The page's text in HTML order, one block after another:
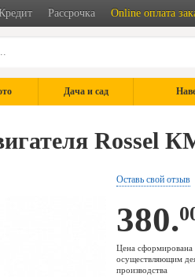
Рассрочка Online оплата
Дача и сад
Rossel
Оставь свой отзыв
380.
Цена сформирована
осуществляющим
производства